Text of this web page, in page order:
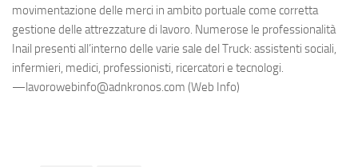
movimentazione delle merci in ambito portuale come corretta
gestione delle attrezzature di lavoro. Numerose le professionalità
Inail presenti all’interno delle varie sale del Truck: assistenti sociali,
infermieri, medici, professionisti, ricercatori e tecnologi.
—lavorowebinfo@adnkronos.com (Web Info)